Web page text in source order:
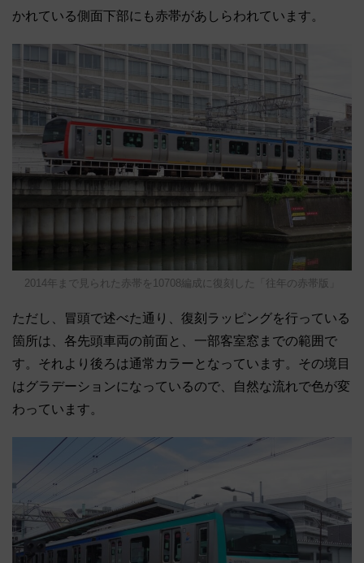
かれている側面下部にも赤帯があしらわれています。
2014年まで見られた赤帯を10708編成に復刻した「往年の赤帯版」
ただし、冒頭で述べた通り、復刻ラッピングを行っている
箇所は、各先頭車両の前面と、一部客室窓までの範囲で
す。それより後ろは通常カラーとなっています。その境目
はグラデーションになっているので、自然な流れで色が変
わっています。